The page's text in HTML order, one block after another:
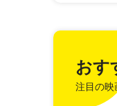
おす
注目の